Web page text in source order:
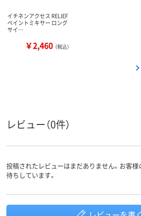
イチネンアクセス RELIEF
ペイントミキサー ロング
サイ…
￥2,460 （税込）
レビュー（0件）
投稿されたレビューはまだありません。お客
待ちしています。